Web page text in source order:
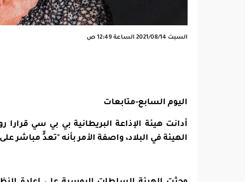
السبت 2021/08/14 الساعة 12:49 ص
اليوم السابع-متابعات
أدانت هيئة الإذاعة البريطانية بي بي سي
الهيئة في البلاد، واصفة الأمر بأنه "تعدٍّ مباشر